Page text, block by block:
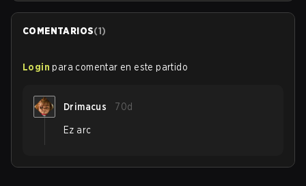
COMENTARIOS(1)
Login para comentar en este partido
Drimacus 70d
Ez arc